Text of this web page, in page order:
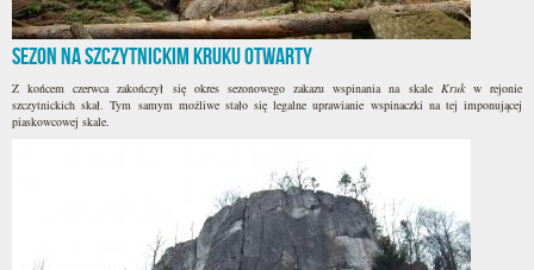
Sezon na szczytnickim Kruku otwarty
Z końcem czerwca zakończył się okres sezonowego zakazu wspinania na skale Kruk w rejonie
szczytnickich skał. Tym samym możliwe stało się legalne uprawianie wspinaczki na tej imponującej
piaskowcowej skale.